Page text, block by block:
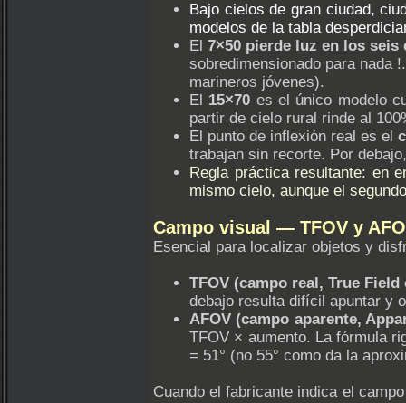
Bajo cielos de gran ciudad,
modelos de la tabla
El7×50 pierde luz en los seis
sobredimensionado para nada
marineros jóvenes).
El 15×70 es el único modelo
partir de cielo rural rinde al
El punto de inflexión real es el
trabajan sin recorte. Por
Regla práctica resultante: en
mismo cielo, aunque el
Campo visual — TFOV y
Esencial para localizar objetos y
TFOV (campo real, True
debajo resulta difícil apuntar y
AFOV (campo aparente,
TFOV × aumento. La fórmula
= 51° (no 55° como da la
Cuando el fabricante indica el